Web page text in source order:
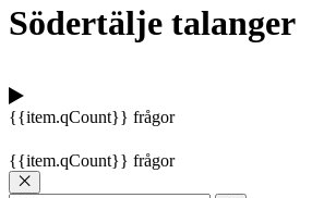
Södertälje talanger
{{item.qCount}} frågor
{{item.qCount}} frågor